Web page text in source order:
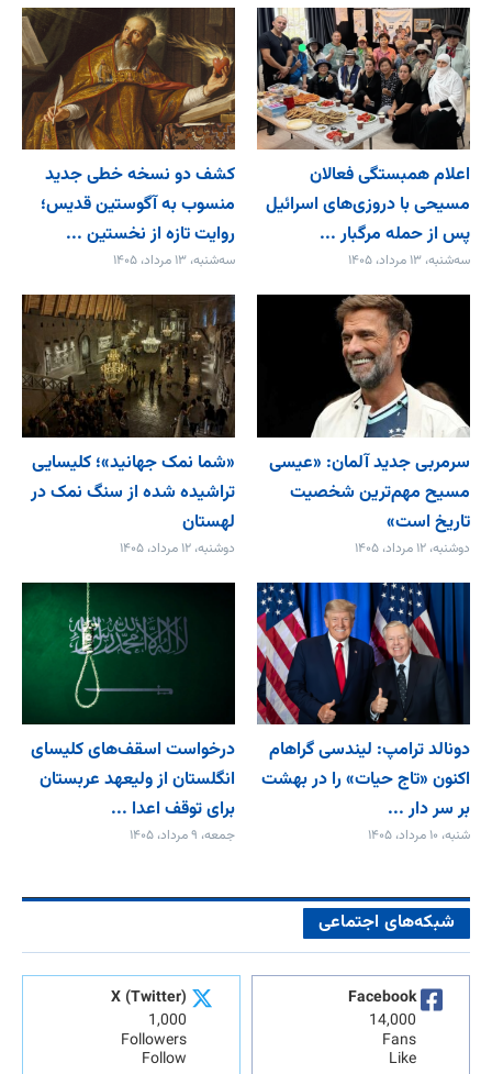
اعلام همبستگی فعالان
مسیحی با دروزی‌های اسرائیل
پس از حمله مرگبار ...
سه‌شنبه، ۱۳ مرداد، ۱۴۰۵
کشف دو نسخه خطی جدید
منسوب به آگوستین قدیس؛
روایت تازه از نخستین ...
سه‌شنبه، ۱۳ مرداد، ۱۴۰۵
سرمربی جدید آلمان: «عیسی
مسیح مهم‌ترین شخصیت
تاریخ است»
دوشنبه، ۱۲ مرداد، ۱۴۰۵
«شما نمک جهانید»؛ کلیسایی
تراشیده شده از سنگ نمک در
لهستان
دوشنبه، ۱۲ مرداد، ۱۴۰۵
دونالد ترامپ: لیندسی گراهام
اکنون «تاج حیات» را در بهشت
بر سر دار ...
شنبه، ۱۰ مرداد، ۱۴۰۵
درخواست اسقف‌های کلیسای
انگلستان از ولیعهد عربستان
برای توقف اعدا ...
جمعه، ۹ مرداد، ۱۴۰۵
شبکه‌های اجتماعی
Facebook
14,000
Fans
Like
X (Twitter)
1,000
Followers
Follow